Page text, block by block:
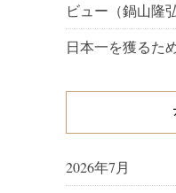
ビュー（鍋山隆弘
日本一を獲るた
2026年7月